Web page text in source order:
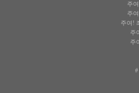
주
주
주여!
주
주